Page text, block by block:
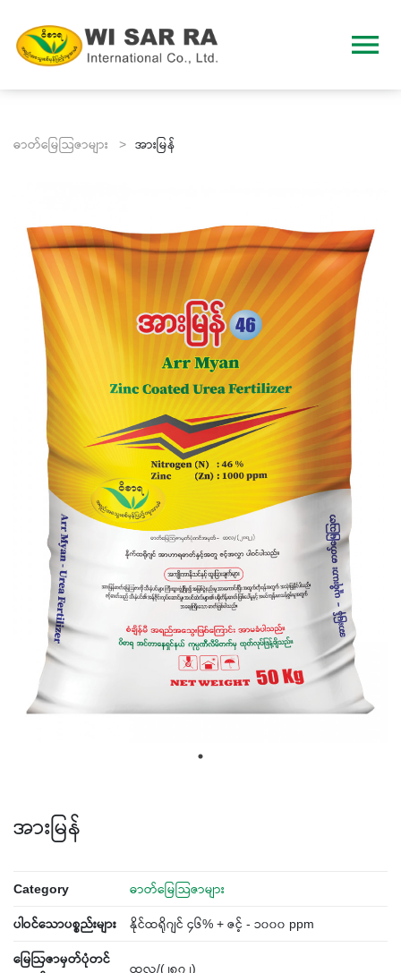
menu
ဓာတ်မြေသြဇာများ > အားမြန်
အားမြန်
Category ဓာတ်မြေသြဇာများ
ပါဝင်သောပစ္စည်းများ နိုင်ထရိုဂျင် ၄၆% + ဇင့် - ၁၀၀၀ ppm
‌မြေဩဇာမှတ်ပုံတင်
ထလ/(၂၈၇၂)